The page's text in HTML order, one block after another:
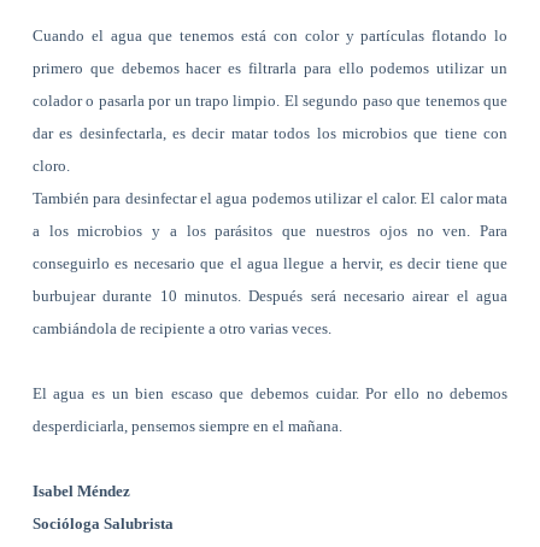
Cuando el agua que tenemos está con color y partículas flotando lo
primero que debemos hacer es filtrarla para ello podemos utilizar un
colador o pasarla por un trapo limpio. El segundo paso que tenemos que
dar es desinfectarla, es decir matar todos los microbios que tiene con
cloro.
También para desinfectar el agua podemos utilizar el calor. El calor mata
a los microbios y a los parásitos que nuestros ojos no ven. Para
conseguirlo es necesario que el agua llegue a hervir, es decir tiene que
burbujear durante 10 minutos. Después será necesario airear el agua
cambiándola de recipiente a otro varias veces.
El agua es un bien escaso que debemos cuidar. Por ello no debemos
desperdiciarla, pensemos siempre en el mañana.
Isabel Méndez
Socióloga Salubrista